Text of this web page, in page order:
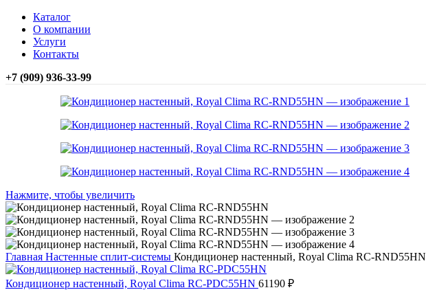
Каталог
О компании
Услуги
Контакты
+7 (909) 936-33-99
Нажмите, чтобы увеличить
Главная Настенные сплит-системы Кондиционер настенный, Royal Clima RC-RND55HN
Кондиционер настенный, Royal Clima RC-PDC55HN 61190 ₽